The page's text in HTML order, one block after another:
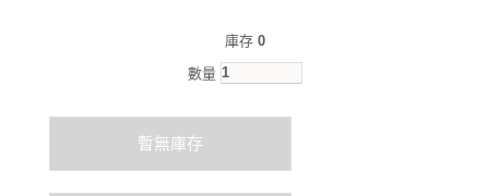
庫存 0
數量